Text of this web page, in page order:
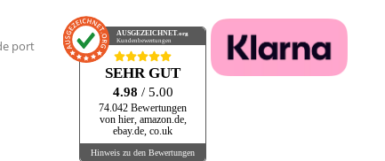
port
AUSGEZEICHNET .org
Kundenbewertungen
SEHR GUT
4.98 / 5.00
74.042 Bewertungen
von hier, amazon.de,
ebay.de, co.uk
Hinweis zu den Bewertungen